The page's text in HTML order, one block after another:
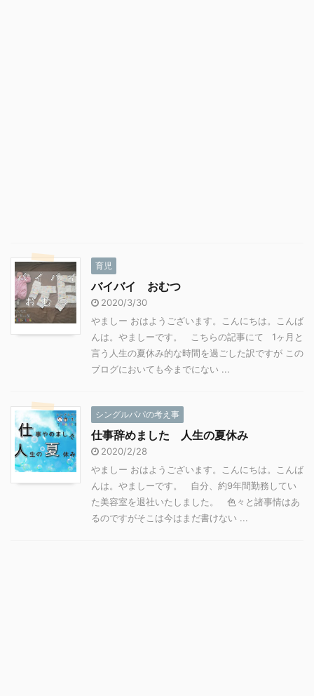
育児
バイバイ おむつ
2020/3/30
やましー おはようございます。こんにちは。こんば
んは。やましーです。 こちらの記事にて 1ヶ月と
言う人生の夏休み的な時間を過ごした訳ですが この
ブログにおいても今までにない ...
シングルパパの考え事
仕事辞めました 人生の夏休み
2020/2/28
やましー おはようございます。こんにちは。こんば
んは。やましーです。 自分、約9年間勤務してい
た美容室を退社いたしました。 色々と諸事情はあ
るのですがそこは今はまだ書けない ...